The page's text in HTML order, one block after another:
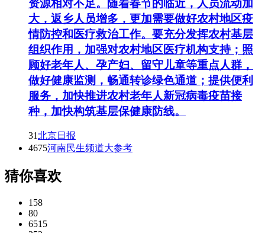
资源相对不足。随着春节的临近，人员流动加
大，返乡人员增多，更加需要做好农村地区疫
情防控和医疗救治工作。要充分发挥农村基层
组织作用，加强对农村地区医疗机构支持；照
顾好老年人、孕产妇、留守儿童等重点人群，
做好健康监测，畅通转诊绿色通道；提供便利
服务，加快推进农村老年人新冠病毒疫苗接
种，加快构筑基层保健康防线。
31北京日报
4675河南民生频道大参考
猜你喜欢
158
80
6515